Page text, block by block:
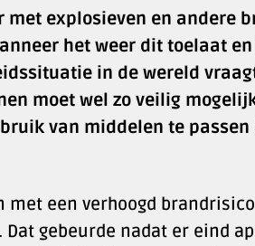
met explosieven en andere
het weer dit toelaat
in de wereld
moet wel zo veilig
van middelen te
een verhoogd
gebeurde nadat er eind